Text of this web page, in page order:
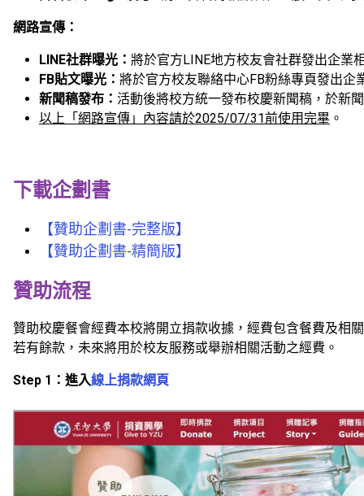
網路宣傳：
LINE社群曝光 ： 將於官方LINE地方校友會社群發出企業
FB貼文曝光： 將於官方校友聯絡中心FB粉絲專頁發出企
新聞稿發布： 活動後將校方統一發布校慶新聞稿，於新
以上「網路宣傳」內容請於2025/07/31前使用完畢 。
下載企劃書
【贊助企劃書-完整版】
【贊助企劃書-精簡版】
贊助流程
贊助校慶餐會經費本校將開立捐款收據，經費包含餐費及相
若有餘款，未來將用於校友服務或舉辦相關活動之經費。
Step 1 ：進入線上捐款網頁